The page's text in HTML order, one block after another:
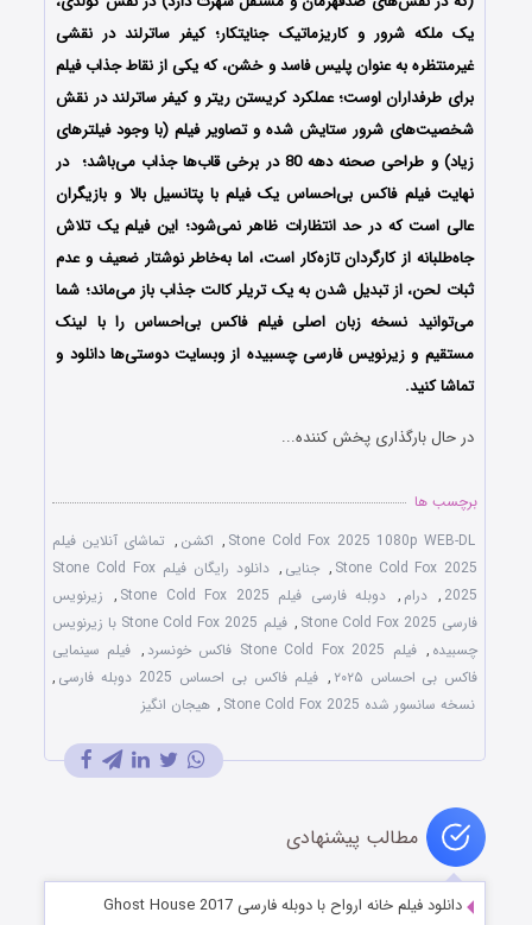
یک ملکه شرور و کاریزماتیک جنایتکار؛ کیفر ساترلند در نقشی
غیرمنتظره به عنوان پلیس فاسد و خشن، که یکی از نقاط جذاب فیلم
برای طرفداران اوست؛ عملکرد کریستن ریتر و کیفر ساترلند در نقش
شخصیت‌های شرور ستایش شده و تصاویر فیلم (با وجود فیلترهای
زیاد) و طراحی صحنه دهه 80 در برخی قاب‌ها جذاب می‌باشد؛ در
نهایت فیلم فاکس بی‌احساس یک فیلم با پتانسیل بالا و بازیگران
عالی است که در حد انتظارات ظاهر نمی‌شود؛ این فیلم یک تلاش
جاه‌طلبانه از کارگردان تازه‌کار است، اما به‌خاطر نوشتار ضعیف و عدم
ثبات لحن، از تبدیل شدن به یک تریلر کالت جذاب باز می‌ماند؛ شما
می‌توانید نسخه زبان اصلی فیلم فاکس بی‌احساس را با ‌لینک
مستقیم و زیرنویس فارسی چسبیده از وبسایت دوستی‌ها دانلود و
تماشا کنید.
در حال بارگذاری پخش کننده...
برچسب ها
Stone Cold Fox 2025 1080p WEB-DL
, اکشن , تماشای آنلاین فیلم
Stone Cold Fox 2025
, جنایی ,
دانلود رایگان فیلم Stone Cold Fox
2025
, درام , دوبله فارسی فیلم Stone Cold Fox 2025 , زیرنویس
فارسی Stone Cold Fox 2025
,
فیلم Stone Cold Fox 2025 با زیرنویس
چسبیده , فیلم Stone Cold Fox 2025 فاکس خونسرد , فیلم سینمایی
فاکس بی ‌احساس ۲۰۲۵
, فیلم فاکس بی ‌احساس 2025 دوبله فارسی
,
نسخه سانسور شده Stone Cold Fox 2025
, هیجان انگیز
مطالب پیشنهادی
دانلود فیلم خانه ارواح با دوبله فارسی Ghost House 2017